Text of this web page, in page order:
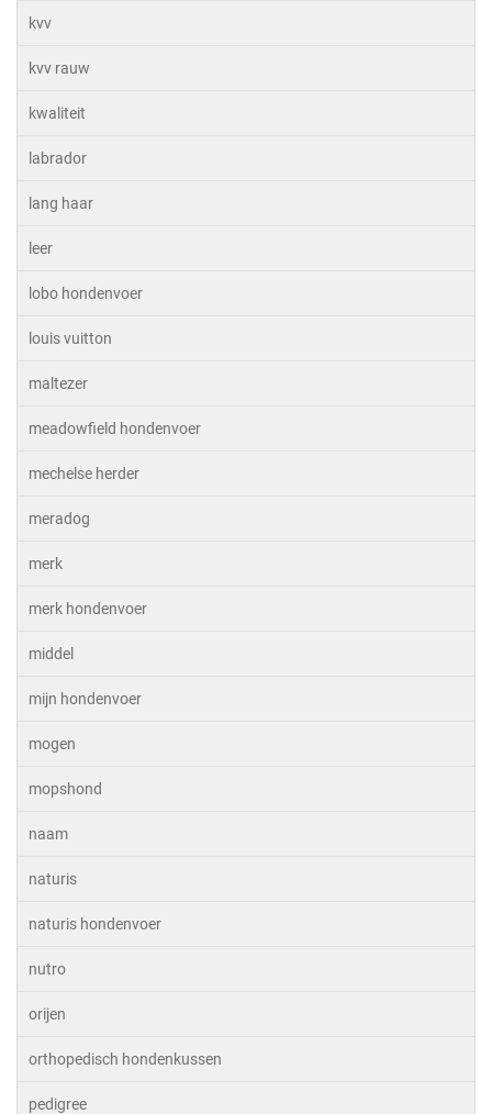
kvv
kvv rauw
kwaliteit
labrador
lang haar
leer
lobo hondenvoer
louis vuitton
maltezer
meadowfield hondenvoer
mechelse herder
meradog
merk
merk hondenvoer
middel
mijn hondenvoer
mogen
mopshond
naam
naturis
naturis hondenvoer
nutro
orijen
orthopedisch hondenkussen
pedigree